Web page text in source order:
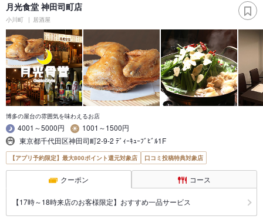
月光食堂 神田司町店
小川町 居酒屋
博多の屋台の雰囲気を味わえるお店
4001～5000円
1001～1500円
東京都千代田区神田司町2-9-2 ﾃﾞｨｰｷｭｰﾌﾞﾋﾞﾙ1F
【アプリ予約限定】最大800ポイント還元対象店 口コミ投稿特典対象店
クーポン コース
【17時～18時来店のお客様限定】おすすめ一品サービス